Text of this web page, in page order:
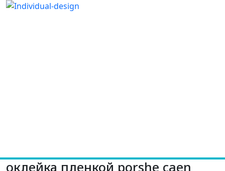
оклейка пленкой porshe caen